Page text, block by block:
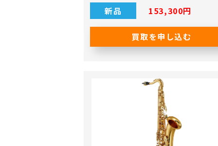
新品
153,300円
買取を申し込む